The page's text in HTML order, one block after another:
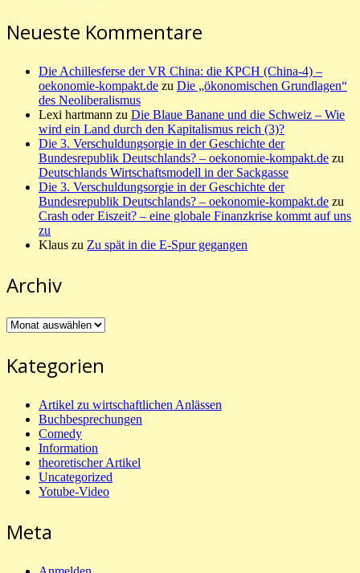
Neueste Kommentare
Die Achillesferse der VR China: die KPCH (China-4) –
oekonomie-kompakt.de zu Die „ökonomischen Grundlagen“
des Neoliberalismus
Lexi hartmann zu Die Blaue Banane und die Schweiz – Wie
wird ein Land durch den Kapitalismus reich (3)?
Die 3. Verschuldungsorgie in der Geschichte der
Bundesrepublik Deutschlands? – oekonomie-kompakt.de zu
Deutschlands Wirtschaftsmodell in der Sackgasse
Die 3. Verschuldungsorgie in der Geschichte der
Bundesrepublik Deutschlands? – oekonomie-kompakt.de zu
Crash oder Eiszeit? – eine globale Finanzkrise kommt auf uns
zu
Klaus zu Zu spät in die E-Spur gegangen
Archiv
Archiv
Kategorien
Artikel zu wirtschaftlichen Anlässen
Buchbesprechungen
Comedy
Information
theoretischer Artikel
Uncategorized
Yotube-Video
Meta